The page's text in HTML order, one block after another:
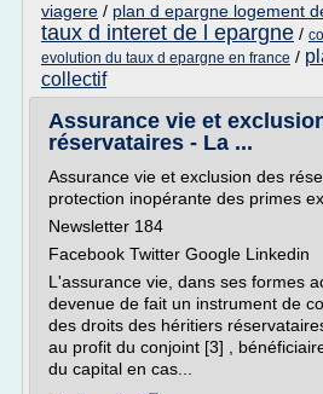
viagere / plan d epargne logement
taux d interet de l epargne /
evolution du taux d epargne en france /
collectif
Assurance vie et
réservataires - La ...
Assurance vie et exclusion des
protection inopérante des primes
Newsletter 184
Facebook Twitter Google Linkedin
L'assurance vie, dans ses formes
devenue de fait un instrument de
des droits des héritiers
au profit du conjoint [3] ,
du capital en cas...